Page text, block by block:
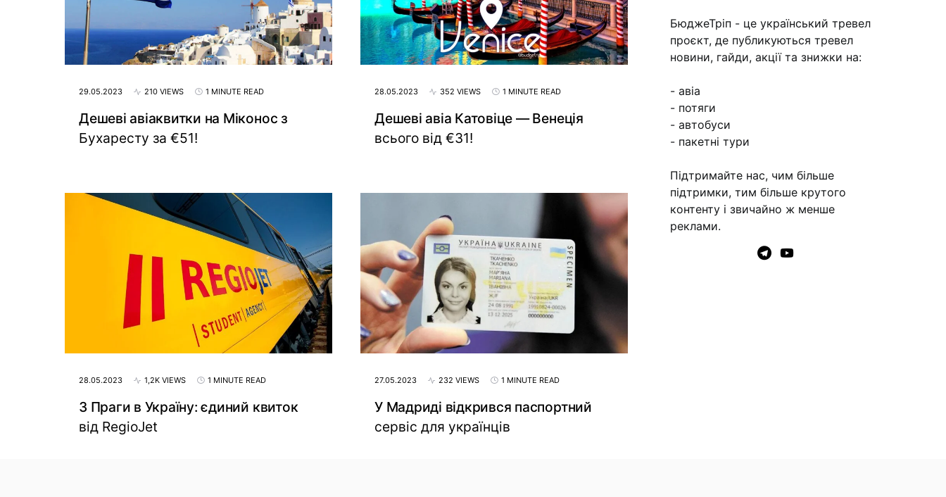
29.05.2023 210 VIEWS 1 MINUTE READ
Дешеві авіаквитки на Міконос з
Бухаресту за €51!
28.05.2023 352 VIEWS 1 MINUTE READ
Дешеві авіа Катовіце — Венеція
всього від €31!
28.05.2023 1,2K VIEWS 1 MINUTE READ
З Праги в Україну: єдиний квиток
від RegioJet
27.05.2023 232 VIEWS 1 MINUTE READ
У Мадриді відкрився паспортний
сервіс для українців
БюджеТріп - це український тревел
проєкт, де публикуються тревел
новини, гайди, акції та знижки на:
- авіа
- потяги
- автобуси
- пакетні тури
Підтримайте нас, чим більше
підтримки, тим більше крутого
контенту і звичайно ж менше
реклами.